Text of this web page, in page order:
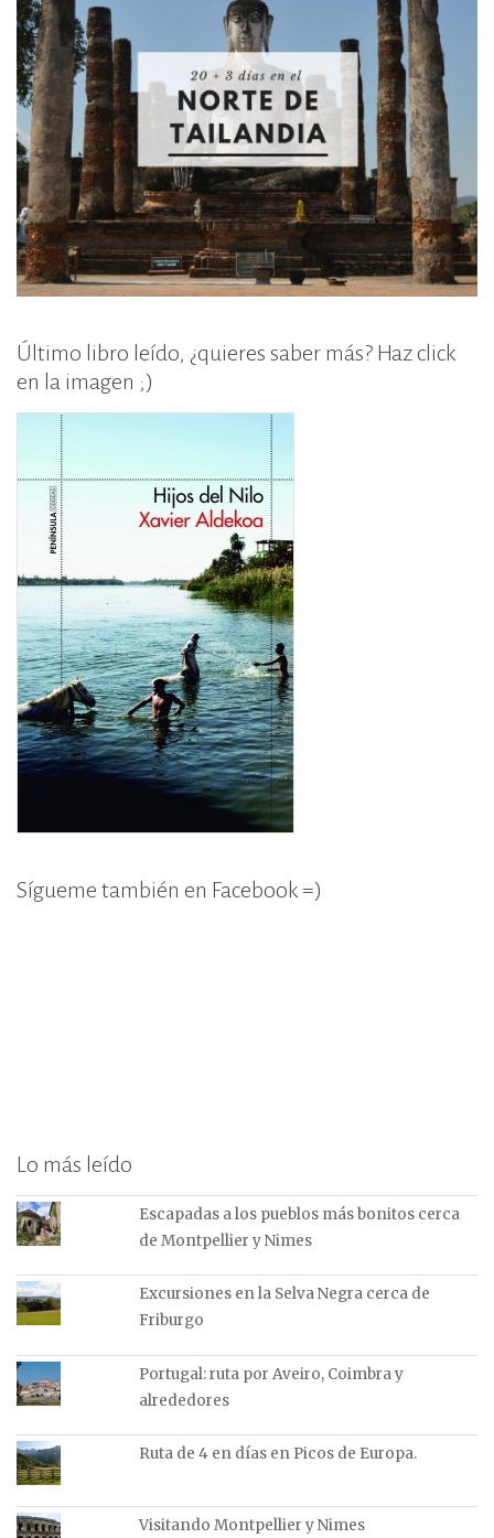
Último libro leído, ¿quieres saber más? Haz click
en la imagen ;)
Sígueme también en Facebook =)
Lo más leído
Escapadas a los pueblos más bonitos cerca
de Montpellier y Nimes
Excursiones en la Selva Negra cerca de
Friburgo
Portugal: ruta por Aveiro, Coimbra y
alrededores
Ruta de 4 en días en Picos de Europa.
Visitando Montpellier y Nimes